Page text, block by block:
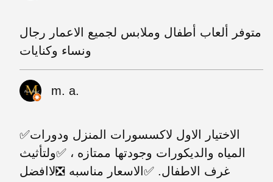
متوفر ألعاب أطفال وملابس لجميع الاعمار رجال
ونساء وكنايات
m. a.
✅الاختيار الاول لاكسسورات المنزل ودورات
المياه والديكورات وجودتها ممتازه ، ✅ولتأثيث
غرف الاطفال. ✅الاسعار مناسبه ❎لاافضل